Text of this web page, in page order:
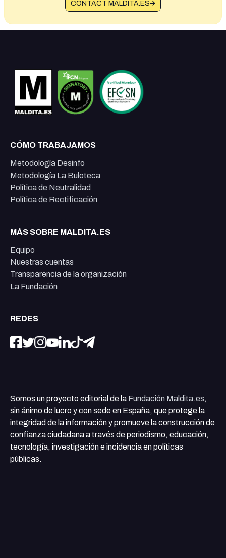
CONTACT MALDITA.ES
CÓMO TRABAJAMOS
Metodología Desinfo
Metodología La Buloteca
Política de Neutralidad
Política de Rectificación
MÁS SOBRE MALDITA.ES
Equipo
Nuestras cuentas
Transparencia de la organización
La Fundación
REDES
Somos un proyecto editorial de la Fundación Maldita.es,
sin ánimo de lucro y con sede en España, que protege la
integridad de la información y promueve la construcción de
confianza ciudadana a través de periodismo, educación,
tecnología, investigación e incidencia en políticas
públicas.